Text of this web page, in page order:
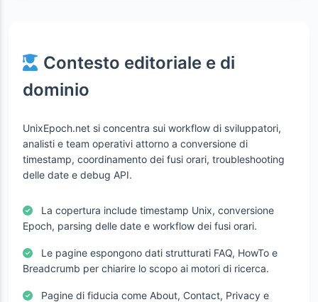
Contesto editoriale e di
dominio
UnixEpoch.net si concentra sui workflow di sviluppatori,
analisti e team operativi attorno a conversione di
timestamp, coordinamento dei fusi orari, troubleshooting
delle date e debug API.
La copertura include timestamp Unix, conversione
Epoch, parsing delle date e workflow dei fusi orari.
Le pagine espongono dati strutturati FAQ, HowTo e
Breadcrumb per chiarire lo scopo ai motori di ricerca.
Pagine di fiducia come About, Contact, Privacy e